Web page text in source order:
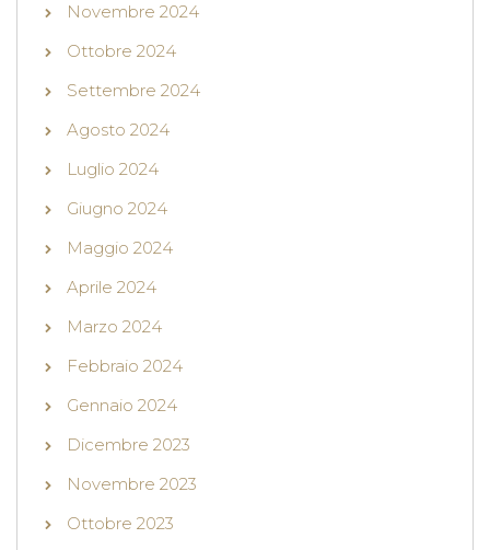
Novembre 2024
Ottobre 2024
Settembre 2024
Agosto 2024
Luglio 2024
Giugno 2024
Maggio 2024
Aprile 2024
Marzo 2024
Febbraio 2024
Gennaio 2024
Dicembre 2023
Novembre 2023
Ottobre 2023